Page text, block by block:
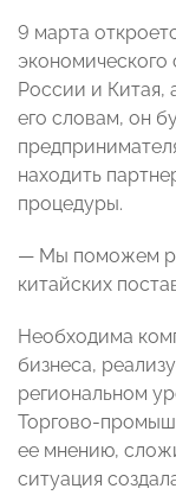
9 марта
экономического
России и Китая,
его словам, он
находить
процедуры.
— Мы поможем
китайских
Необходима
бизнеса,
региональном
Торгово-
ее мнению,
ситуация